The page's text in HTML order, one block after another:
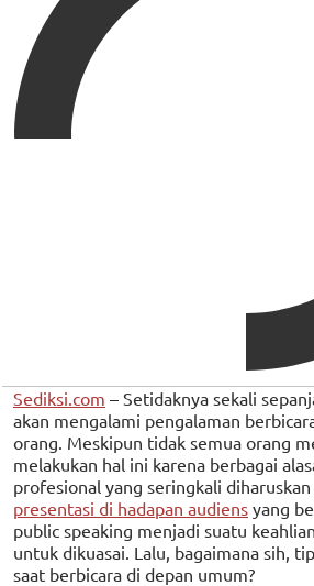
Sediksi.com – Setidaknya sekali
akan mengalami pengalaman
orang. Meskipun tidak semua orang
melakukan hal ini karena berbagai
profesional yang seringkali
presentasi di hadapan audiens yang
public speaking menjadi suatu
untuk dikuasai. Lalu, bagaimana sih,
saat berbicara di depan umum?